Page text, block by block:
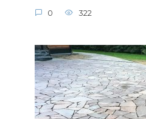
0 322